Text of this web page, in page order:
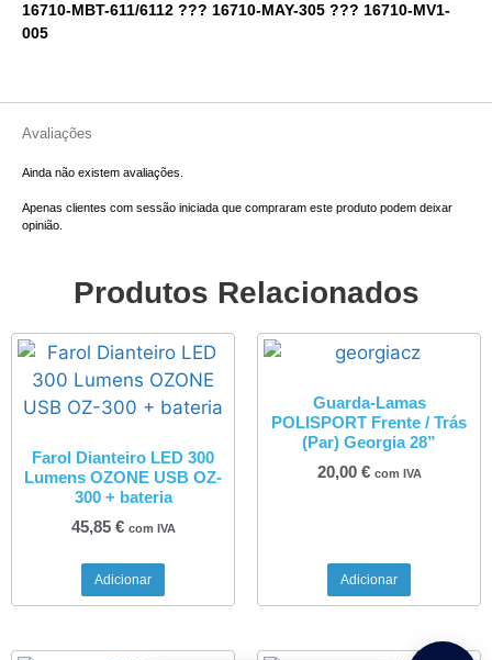
16710-MBT-611/6112 ??? 16710-MAY-305 ??? 16710-MV1-
005
Avaliações
Ainda não existem avaliações.
Apenas clientes com sessão iniciada que compraram este produto podem deixar
opinião.
Produtos Relacionados
Farol Dianteiro LED 300
Lumens OZONE USB OZ-
300 + bateria
45,85 € com IVA
Adicionar
Guarda-Lamas
POLISPORT Frente / Trás
(Par) Georgia 28”
20,00 € com IVA
Adicionar